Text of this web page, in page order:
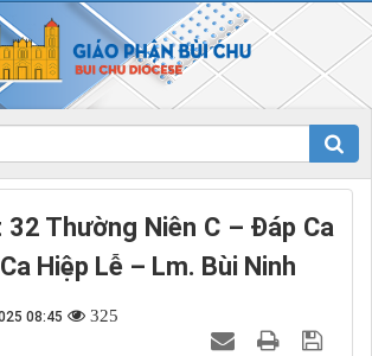
32 Thường Niên C – Đáp Ca
Hiệp Lễ – Lm. Bùi Ninh
08:45 325